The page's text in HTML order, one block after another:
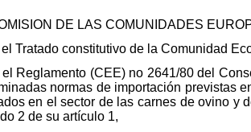
DE LAS COMUNIDADES
Tratado constitutivo de la Comunidad
Reglamento (CEE) no 2641/80 del
normas de importación previstas
en el sector de las carnes de ovino y
2 de su artículo 1,